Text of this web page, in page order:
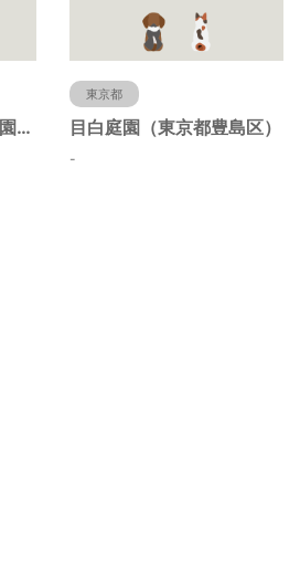
染井の杜広場仮児童遊園（東京都豊島区）
東京都
目白庭園（東京都豊島区）
-